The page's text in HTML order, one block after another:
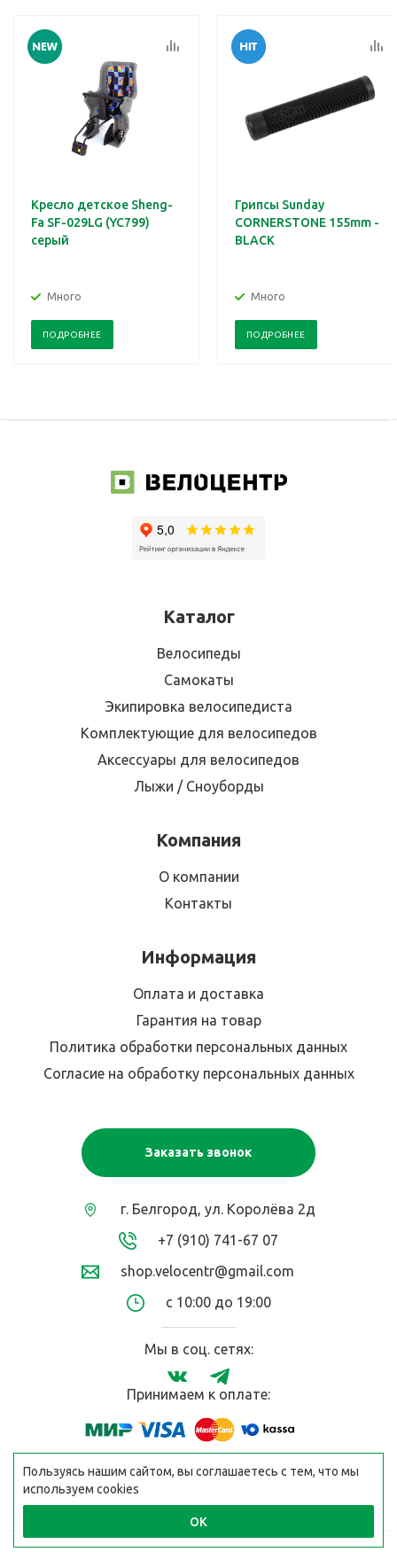
Кресло детское Sheng-
Fa SF-029LG (YC799)
серый
Много
ПОДРОБНЕЕ
Грипсы Sunday
CORNERSTONE 155mm -
BLACK
Много
ПОДРОБНЕЕ
Каталог
Велосипеды
Самокаты
Экипировка велосипедиста
Комплектующие для велосипедов
Аксессуары для велосипедов
Лыжи / Сноуборды
Компания
О компании
Контакты
Информация
Оплата и доставка
Гарантия на товар
Политика обработки персональных данных
Согласие на обработку персональных данных
Заказать звонок
г. Белгород, ул. Королёва 2д
+7 (910) 741-67 07
shop.velocentr@gmail.com
с 10:00 до 19:00
Мы в соц. сетях:
Принимаем к оплате:
Пользуясь нашим сайтом, вы соглашаетесь с тем, что мы
используем cookies
ОК